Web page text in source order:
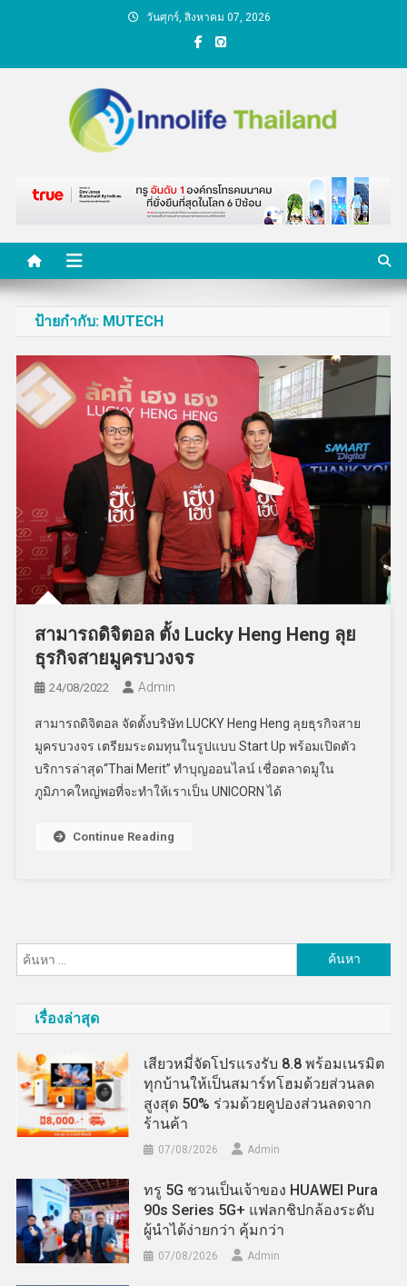
วันศุกร์, สิงหาคม 07, 2026
คนกับความคิด ชีวิตกับ
นวัตกรรม
ป้ายกำกับ: MUTECH
สามารถดิจิตอล ตั้ง Lucky Heng Heng ลุย
ธุรกิจสายมูครบวงจร
24/08/2022 Admin
สามารถดิจิตอล จัดตั้งบริษัท LUCKY Heng Heng ลุยธุรกิจสาย
มูครบวงจร เตรียมระดมทุนในรูปแบบ Start Up พร้อมเปิดตัว
บริการล่าสุด“Thai Merit” ทำบุญออนไลน์ เชื่อตลาดมูใน
ภูมิภาคใหญ่พอที่จะทำให้เราเป็น UNICORN ได้
Continue Reading
สำหรับ:
เรื่องล่าสุด
เสียวหมี่จัดโปรแรงรับ 8.8 พร้อมเนรมิต
ทุกบ้านให้เป็นสมาร์ทโฮมด้วยส่วนลด
สูงสุด 50% ร่วมด้วยคูปองส่วนลดจาก
ร้านค้า
07/08/2026 Admin
ทรู 5G ชวนเป็นเจ้าของ HUAWEI Pura
90s Series 5G+ แฟลกชิปกล้องระดับ
ผู้นำได้ง่ายกว่า คุ้มกว่า
07/08/2026 Admin